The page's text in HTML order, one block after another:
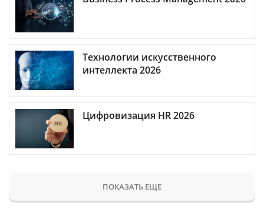
Технологии искусственного
интеллекта 2026
Цифровизация HR 2026
ПОКАЗАТЬ ЕЩЕ